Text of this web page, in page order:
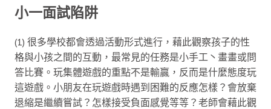
小一面試陷阱
(1) 很多學校都會透過活動形式進行，藉此觀察孩子的性
格與小孩之間的互動，最常見的任務是小手工丶畫畫或問
答比賽。玩集體遊戲的重點不是輸贏，反而是什麼態度玩
這遊戲。小朋友在玩遊戲時遇到困難的反應怎樣？會放棄
退縮是繼續嘗試？怎樣接受負面感覺等等？老師會藉此觀